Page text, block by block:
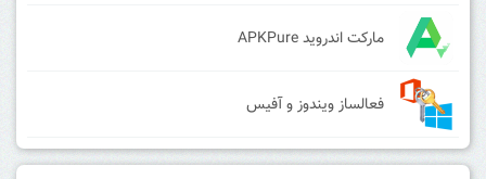
مارکت اندروید APKPure
فعالساز ویندوز و آفیس